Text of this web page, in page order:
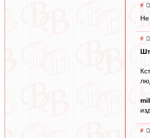
#
Не
#
#